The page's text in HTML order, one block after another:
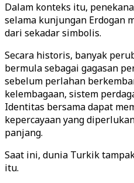
Dalam konteks itu,
selama kunjungan Erdogan
dari sekadar simbolis.
Secara historis, banyak
bermula sebagai gagasan
sebelum perlahan
kelembagaan, sistem
Identitas bersama dapat
kepercayaan yang
panjang.
Saat ini, dunia Turkik
itu.